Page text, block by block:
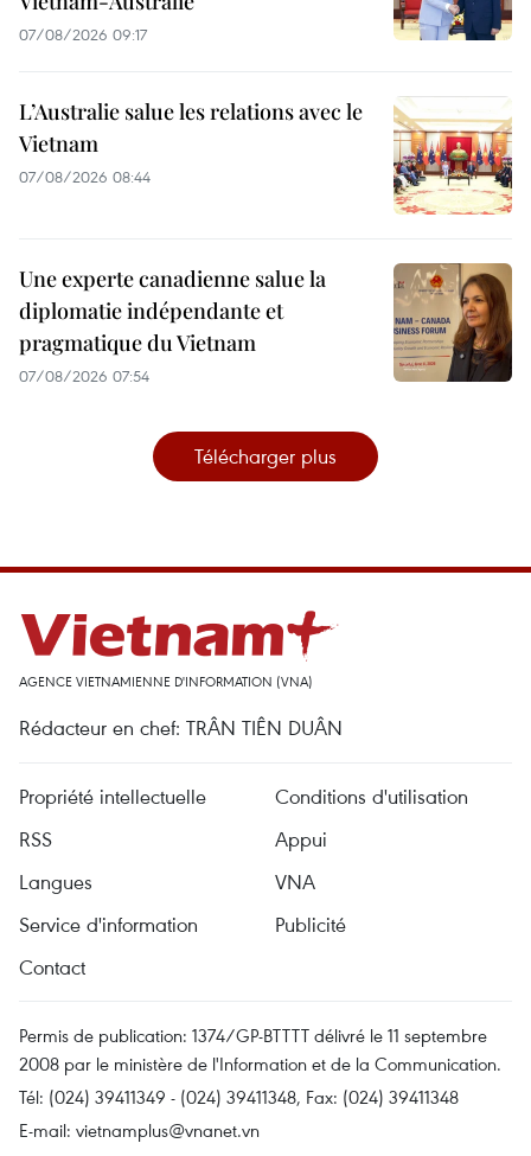
07/08/2026 09:17
L’Australie salue les relations avec le
Vietnam
07/08/2026 08:44
Une experte canadienne salue la
diplomatie indépendante et
pragmatique du Vietnam
07/08/2026 07:54
Télécharger plus
AGENCE VIETNAMIENNE D'INFORMATION (VNA)
Rédacteur en chef: TRÂN TIÊN DUÂN
Propriété intellectuelle
Conditions d'utilisation
RSS
Appui
Langues
VNA
Service d'information
Publicité
Contact
Permis de publication: 1374/GP-BTTTT délivré le 11 septembre
2008 par le ministère de l'Information et de la Communication.
Tél: (024) 39411349 - (024) 39411348, Fax: (024) 39411348
E-mail: vietnamplus@vnanet.vn